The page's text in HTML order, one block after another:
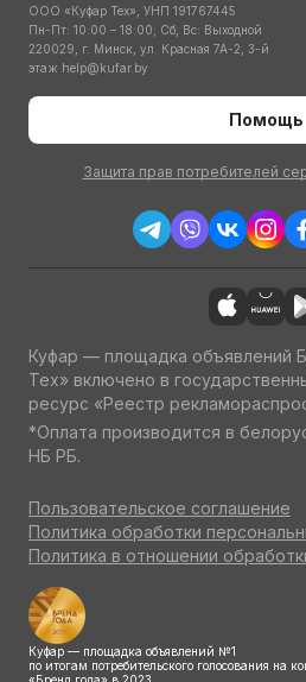
ООО «Куфар Тех», УНП 191767445
Пн-Пт: 10:00 – 18:00; Сб, Вс: Выходной
220029, г. Минск, ул. Красная 7А-2, 3-й
этаж help@kufar.by
Помощь
Защита прав потребителей
Куфар — площадка объявлений
Тех» включено в
ресурс «Реестр
*Оплата производится в
НБ РБ.
Пользовательское соглашение
Политика обработки
Политика в отношении
Куфар — площадка объявлений №1
по итогам потребительского голосования на